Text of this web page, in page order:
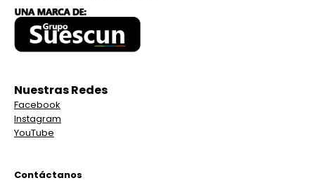
Nuestras Redes
Facebook
Instagram
YouTube
Contáctanos